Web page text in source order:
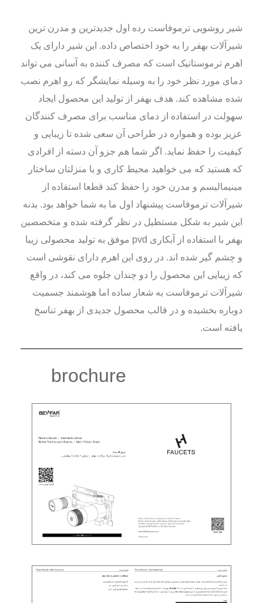
شیر روشویی ترموفاست رده اول جدیدترین و مدرن ترین
شیرآلات بهفر را به خود اختصاص داده. این شیر دارای یک
اهرم ترموستاتیک است که مصرف کننده به آسانی می تواند
دمای مورد نظر خود را به وسیله نمایشگر که رو اهرم نصب
شده مشاهده کند. هدف بهفر از تولید این محصول ایجاد
سهولت در استفاده از دمای مناسب برای مصرف کنندگان
عزیز بوده و همواره در طراحی آن سعی شده تا زیبایی و
کیفیت را حفظ نماید. اگر شما هم جزو آن دسته از افرادی
که هستید که می خواهید محیط کاری و یا منزلتان ساختار
مینیمالیسم و مدرن خود را حفظ کند قطعا استفاده از
شیرآلات ترموفاست پیشنهاد اول ما به شما خواهد بود. بدنه
این شیر به شکل مستطیل در نظر گرفته شده و متخصصین
بهفر با استفاده از آبکاری pvd موفق به تولید محصولی زیبا
و چشم گیر شده اند. در روی این اهرم دارای نقوشی است
که زیبایی این محصول را دو چندان جلوه می کند، در واقع
شیرآلات ترموفاست به شعار ساده اما هوشمند جسمیت
دوباره بخشیده و در قالب محصول جدیدی از بهفر تناسخ
یافته است.
brochure